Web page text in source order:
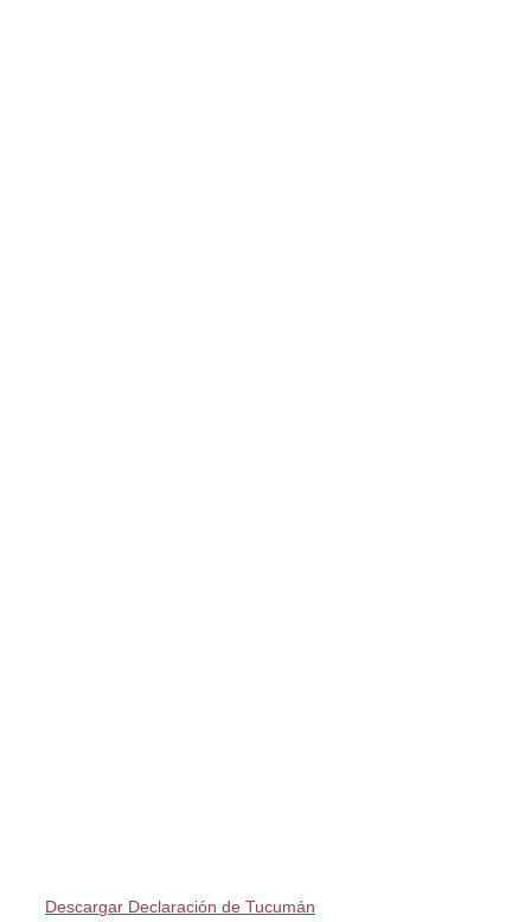
Descargar Declaración de Tucumán